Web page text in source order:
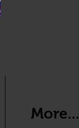
More...